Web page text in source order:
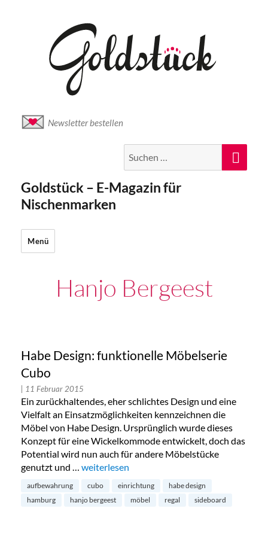
Newsletter bestellen
nach:
Goldstück – E-Magazin für
Nischenmarken
Menü
Hanjo Bergeest
Habe Design: funktionelle Möbelserie
Cubo
| 11 Februar 2015
Ein zurückhaltendes, eher schlichtes Design und eine
Vielfalt an Einsatzmöglichkeiten kennzeichnen die
Möbel von Habe Design. Ursprünglich wurde dieses
Konzept für eine Wickelkommode entwickelt, doch das
Potential wird nun auch für andere Möbelstücke
genutzt und … „Habe Design: funktionelle Möbelserie Cubo“
weiterlesen
aufbewahrung cubo einrichtung
habe design
hamburg
hanjo bergeest möbel regal sideboard